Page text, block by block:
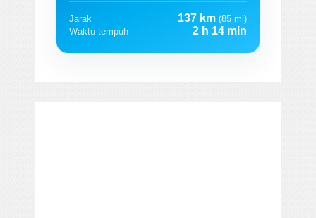
Jarak 137 km (85 mi)
Waktu tempuh
2 h 14 min